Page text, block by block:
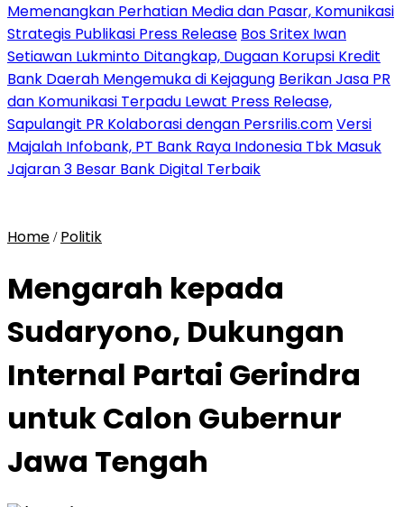
Memenangkan Perhatian Media dan Pasar, Komunikasi
Strategis Publikasi Press Release Bos Sritex Iwan
Setiawan Lukminto Ditangkap, Dugaan Korupsi Kredit
Bank Daerah Mengemuka di Kejagung Berikan Jasa PR
dan Komunikasi Terpadu Lewat Press Release,
Sapulangit PR Kolaborasi dengan Persrilis.comVersi
Majalah Infobank, PT Bank Raya Indonesia Tbk Masuk
Jajaran 3 Besar Bank Digital Terbaik
Home / Politik
Mengarah kepada
Sudaryono, Dukungan
Internal Partai Gerindra
untuk Calon Gubernur
Jawa Tengah